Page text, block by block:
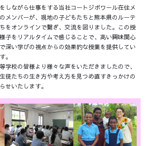
しながら仕事をする当社コートジボワール在住メ
メンバーが、現地の子どもたちと熊本県のルーテ
をオンラインで繋ぎ、交流を図りました。この授
子をリアルタイムで感じることで、高い興味関心
深い学びの視点からの効果的な授業を提供してい
。
学校の皆様より様々な声をいただきましたので、
徒たちの生き方や考え方を見つめ直すきっかけの
せいたします。